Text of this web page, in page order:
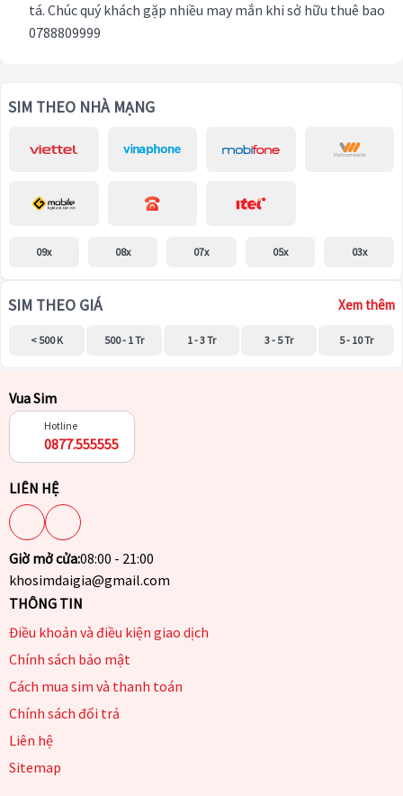
tá. Chúc quý khách gặp nhiều may mắn khi sở hữu thuê bao
0788809999
SIM THEO NHÀ MẠNG
09x 08x 07x 05x 03x
SIM THEO GIÁ Xem thêm
< 500 K 500 - 1 Tr 1 - 3 Tr 3 - 5 Tr 5 - 10 Tr
Vua Sim
Hotline
0877.555555
LIÊN HỆ
Giờ mở cửa:08:00 - 21:00
khosimdaigia@gmail.com
THÔNG TIN
Điều khoản và điều kiện giao dịch
Chính sách bảo mật
Cách mua sim và thanh toán
Chính sách đổi trả
Liên hệ
Sitemap